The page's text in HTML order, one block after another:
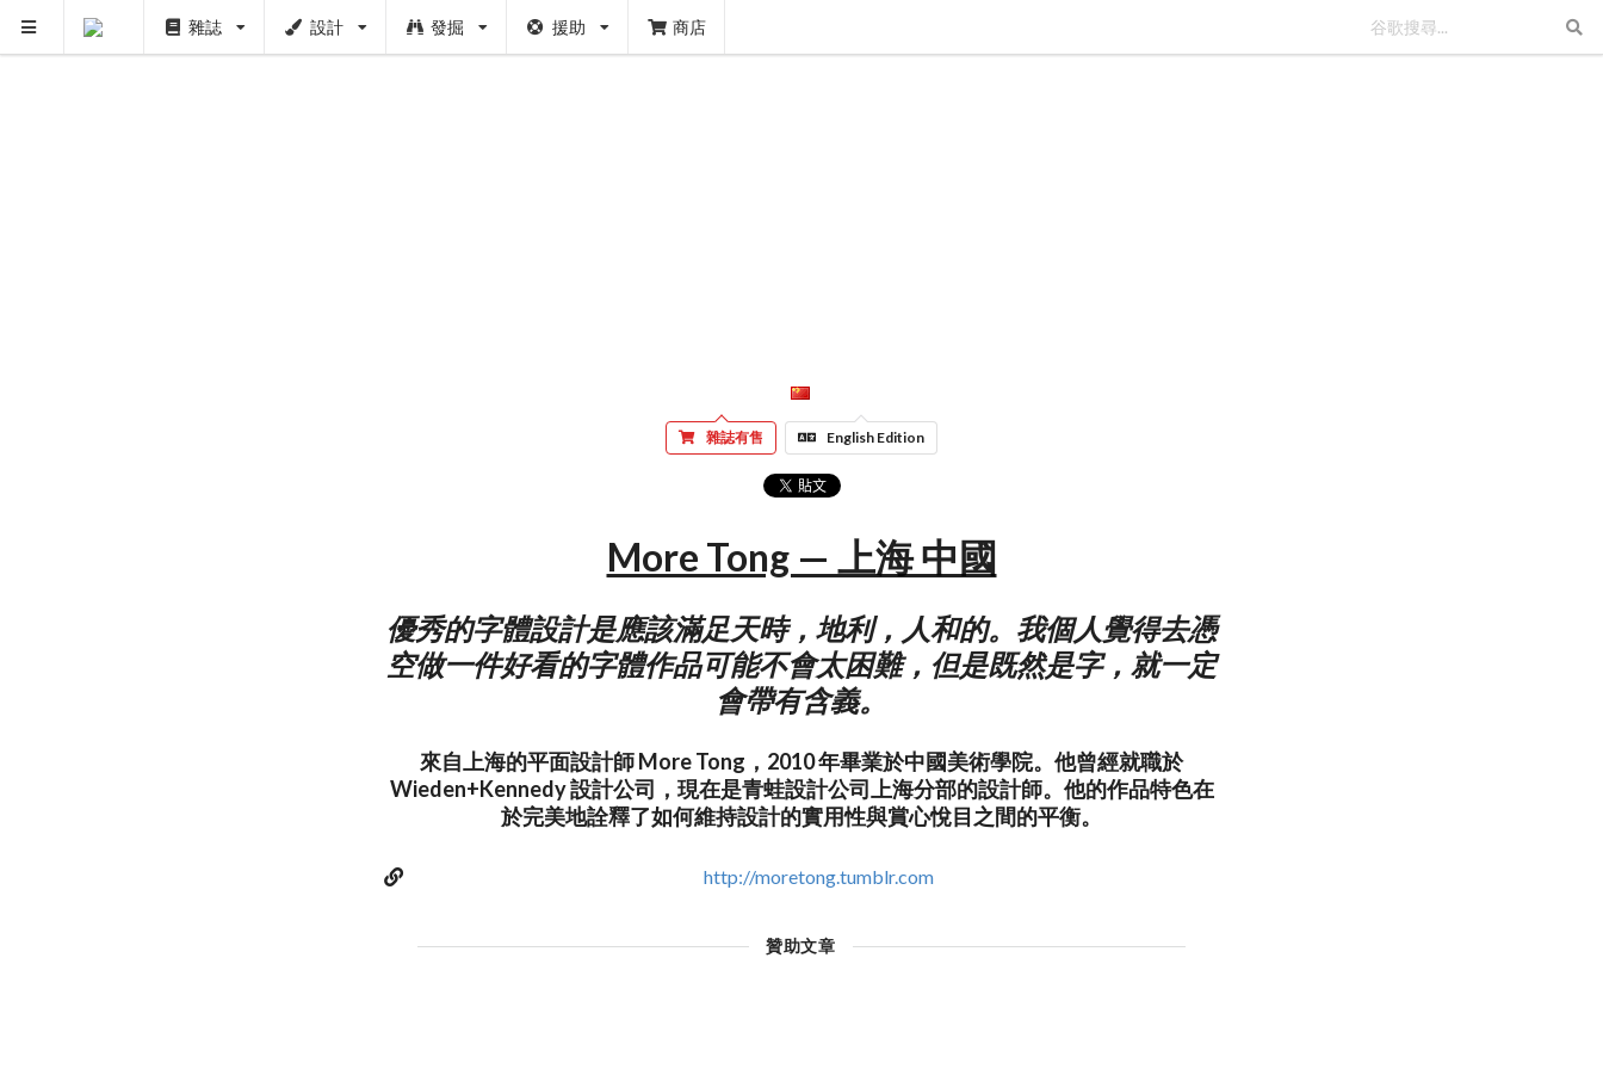
雜誌 設計 發掘 援助 商店
雜誌有售 English Edition
More Tong — 上海 中國
優秀的字體設計是應該滿足天時，地利，人和的。我個人覺得去憑
空做一件好看的字體作品可能不會太困難，但是既然是字，就一定
會帶有含義。
來自上海的平面設計師 More Tong，2010 年畢業於中國美術學院。他曾經就職於
Wieden+Kennedy 設計公司，現在是青蛙設計公司上海分部的設計師。他的作品特色在
於完美地詮釋了如何維持設計的實用性與賞心悅目之間的平衡。
http://moretong.tumblr.com
贊助文章